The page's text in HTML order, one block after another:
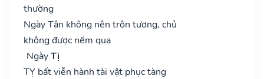
thường
Ngày Tân không nên trộn tương, chủ
không được nếm qua
NgàyTị
TỴ bất viễn hành tài vật phục tàng